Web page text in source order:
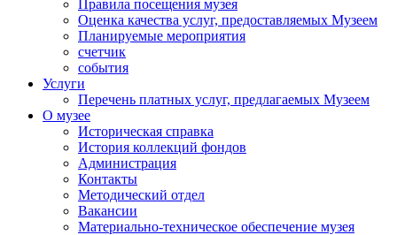
Правила посещения музея
Оценка качества услуг, предоставляемых Музеем
Планируемые мероприятия
счетчик
события
Услуги
Перечень платных услуг, предлагаемых Музеем
О музее
Историческая справка
История коллекций фондов
Администрация
Контакты
Методический отдел
Вакансии
Материально-техническое обеспечение музея